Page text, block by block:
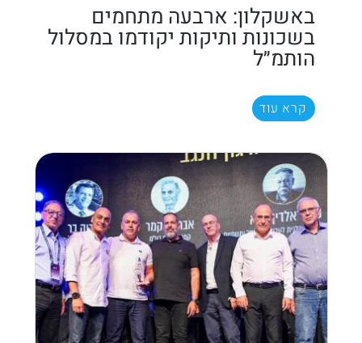
באשקלון: ארבעה מתחמים
בשכונות ותיקות יקודמו במסלול
הותמ״ל
קרא עוד